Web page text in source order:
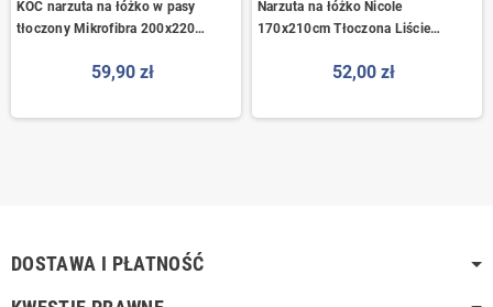
KOC narzuta na łóżko w pasy
tłoczony Mikrofibra 200x220
59,90 zł
Narzuta na łóżko Nicole
170x210cm Tłoczona Liście
52,00 zł
DOSTAWA I PŁATNOŚĆ